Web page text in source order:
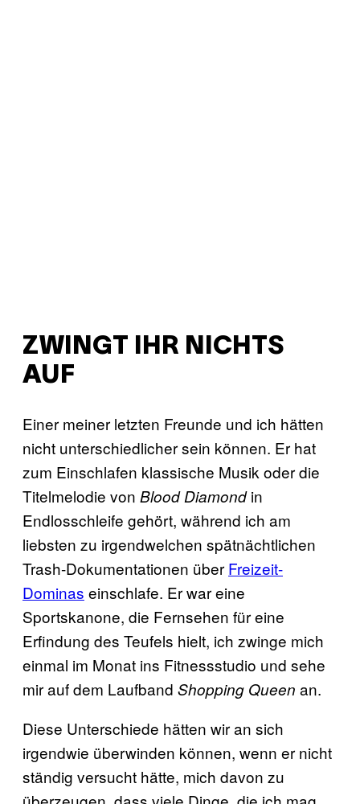
ZWINGT IHR NICHTS
AUF
Einer meiner letzten Freunde und ich hätten
nicht unterschiedlicher sein können. Er hat
zum Einschlafen klassische Musik oder die
Titelmelodie von Blood Diamondin
Endlosschleife gehört, während ich am
liebsten zu irgendwelchen spätnächtlichen
Trash-Dokumentationen über Freizeit-
Dominas einschlafe. Er war eine
Sportskanone, die Fernsehen für eine
Erfindung des Teufels hielt, ich zwinge mich
einmal im Monat ins Fitnessstudio und sehe
mir auf dem Laufband Shopping Queen an.
Diese Unterschiede hätten wir an sich
irgendwie überwinden können, wenn er nicht
ständig versucht hätte, mich davon zu